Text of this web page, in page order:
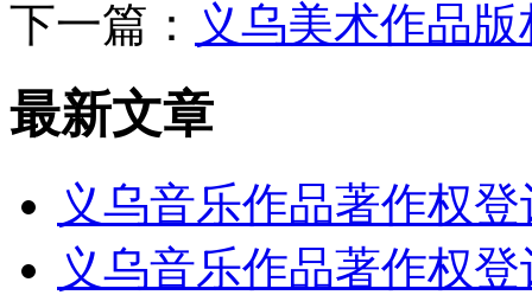
下一篇： 义乌美术作品
最新文章
义乌音乐作品著作权
义乌音乐作品著作权